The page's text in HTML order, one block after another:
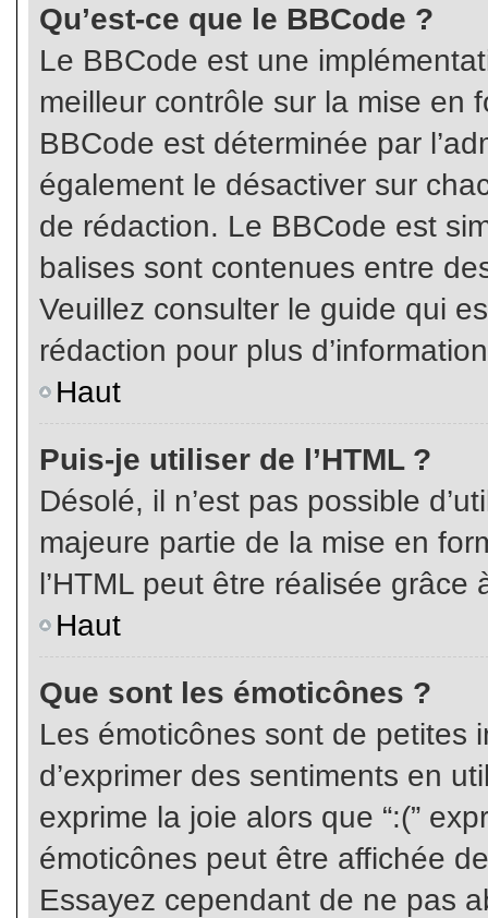
Qu’est-ce que le BBCode ?
Le BBCode est une
meilleur contrôle sur la mise en
BBCode est déterminée par
également le désactiver sur
de rédaction. Le BBCode est
balises sont contenues entre
Veuillez consulter le guide qui
rédaction pour plus
Haut
Puis-je utiliser de l’HTML ?
Désolé, il n’est pas possible
majeure partie de la mise en
l’HTML peut être réalisée grâce
Haut
Que sont les émoticônes ?
Les émoticônes sont de petites
d’exprimer des sentiments en
exprime la joie alors que “:(”
émoticônes peut être affichée
Essayez cependant de ne pas